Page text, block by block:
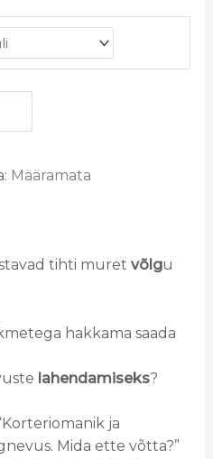
Määramata
tihti muret võlgu
hakkama saada
lahendamiseks?
ja
Mida ette võtta?”